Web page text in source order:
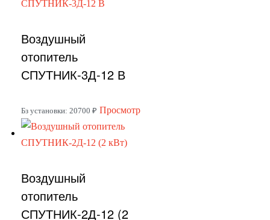
Воздушный
отопитель
СПУТНИК-3Д-12 В
Бз установки: 20700 ₽ ПросмотрЭтот
Воздушный
отопитель
СПУТНИК-2Д-12 (2